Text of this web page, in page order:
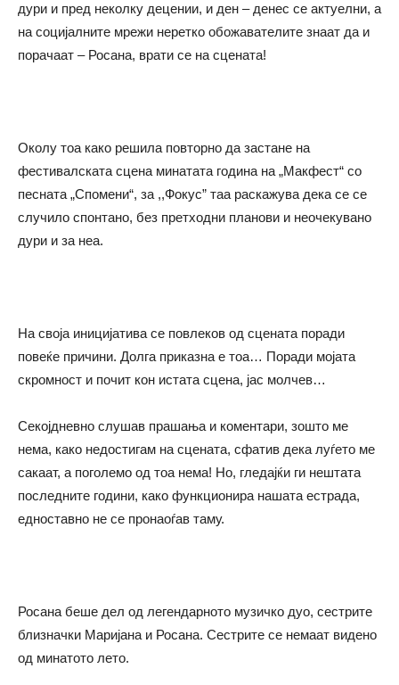
дури и пред неколку децении, и ден – денес се актуелни, а
на социјалните мрежи неретко обожавателите знаат да и
порачаат – Росана, врати се на сцената!
Околу тоа како решила повторно да застане на
фестивалската сцена минатата година на „Макфест“ со
песната „Спомени“, за ,,Фокус” таа раскажува дека се се
случило спонтано, без претходни планови и неочекувано
дури и за неа.
На своја иницијатива се повлеков од сцената поради
повеќе причини. Долга приказна е тоа… Поради мојата
скромност и почит кон истата сцена, јас молчев…
Секојдневно слушав прашања и коментари, зошто ме
нема, како недостигам на сцената, сфатив дека луѓето ме
сакаат, а поголемо од тоа нема! Но, гледајќи ги нештата
последните години, како функционира нашата естрада,
едноставно не се пронаоѓав таму.
Росана беше дел од легендарното музичко дуо, сестрите
близначки Маријана и Росана. Сестрите се немаат видено
од минатото лето.